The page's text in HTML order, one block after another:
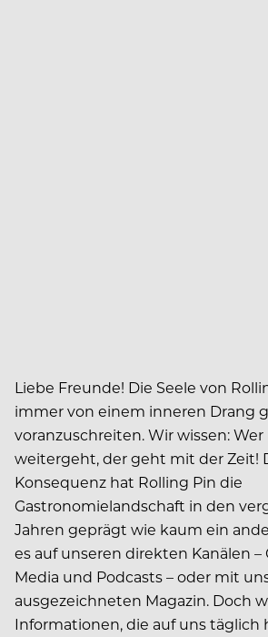
Liebe Freunde! Die Seele von
immer von einem inne­ren Drang
voranzuschreiten. Wir wissen:
weitergeht, der geht mit der Zeit!
Konsequenz hat Rolling Pin die
Gastronomielandschaft in den
Jahren geprägt wie kaum ein
es auf ­unseren­ direkten Kanälen –
Media und Podcasts – oder mit
ausgezeichneten Magazin. Doch
Informationen, die auf uns täglich